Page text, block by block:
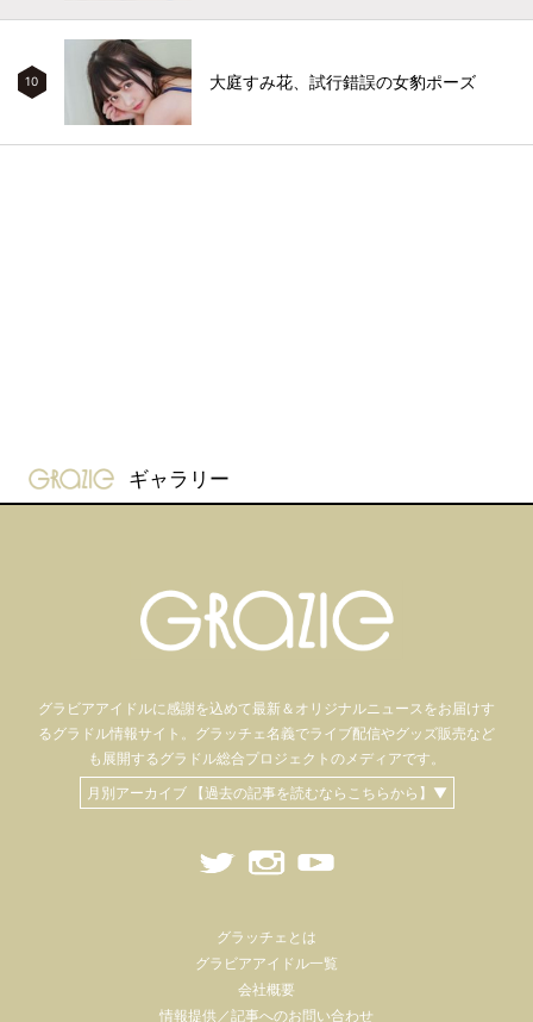
10 大庭すみ花、試行錯誤の女豹ポーズ
gravure-grazie
ギャラリー
グラビアアイドルに感謝を込めて最新＆オリジナルニュースをお届けす
るグラドル情報サイト。 グラッチェ名義でライブ配信やグッズ販売など
も 展開するグラドル総合プロジェクトのメディアです。
月別アーカイブ 【過去の記事を読むならこちらから】▼
グラッチェとは
グラビアアイドル一覧
会社概要
情報提供／記事へのお問い合わせ